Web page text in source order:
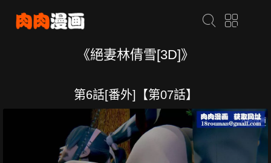
《絕妻林倩雪[3D]》
第6話[番外]【第07話】